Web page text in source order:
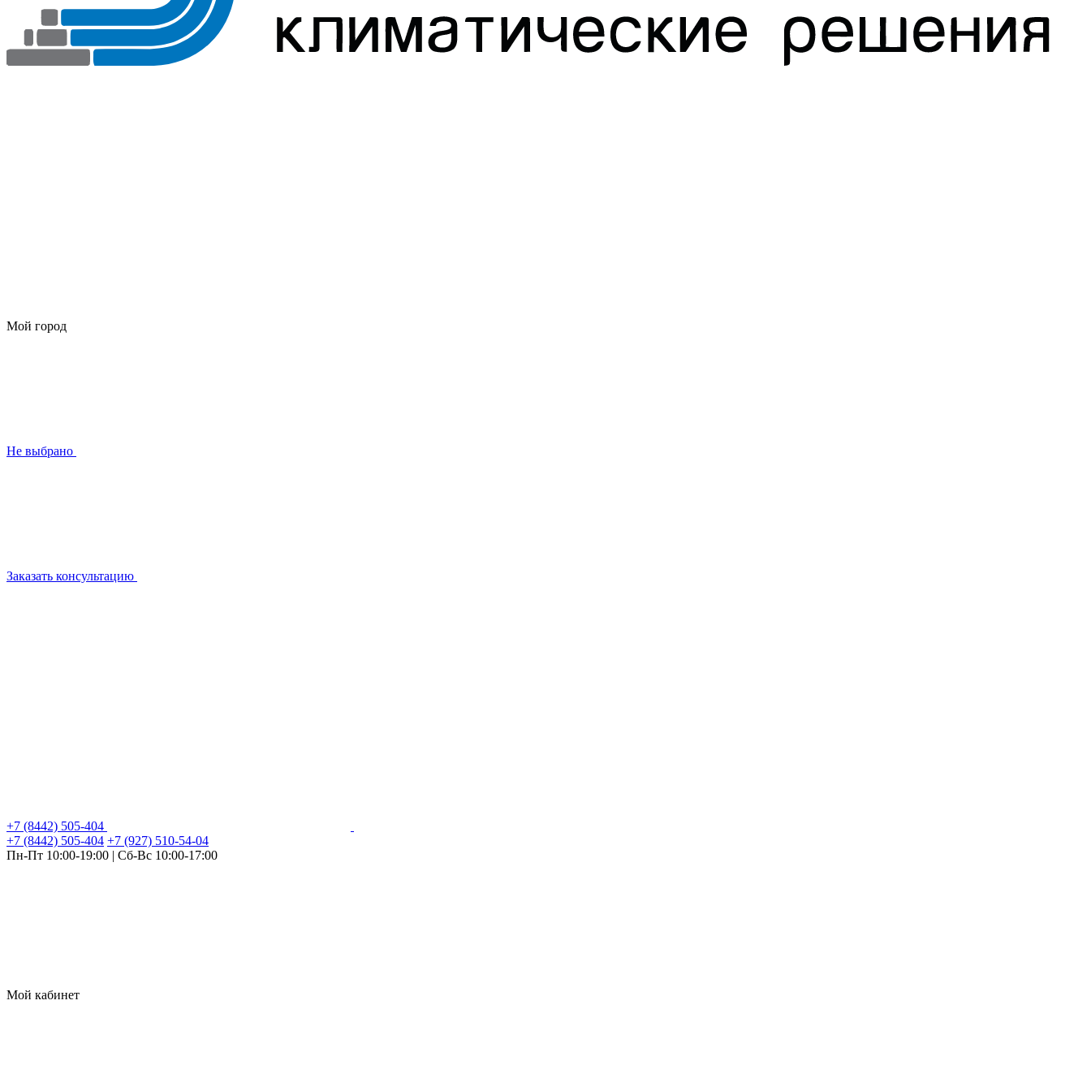
Мой город
Не выбрано
Заказать консультацию
+7 (8442) 505-404
+7 (8442) 505-404 +7 (927) 510-54-04
Пн-Пт 10:00-19:00 | Сб-Вс 10:00-17:00
Мой кабинет